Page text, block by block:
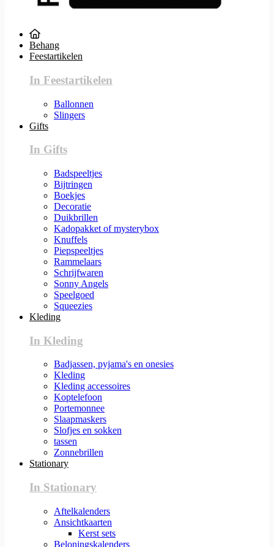
Behang
Feestartikelen
In Feestartikelen
Ballonnen
Slingers
Gifts
In Gifts
Badspeeltjes
Bijtringen
Boekjes
Decoratie
Duikbrillen
Kadopakket of mysterybox
Knuffels
Piepspeeltjes
Rammelaars
Schrijfwaren
Sonny Angels
Speelgoed
Squeezies
Kleding
In Kleding
Badjassen, pyjama's en onesies
Kleding
Kleding accessoires
Koptelefoon
Portemonnee
Slaapmaskers
Slofjes en sokken
tassen
Zonnebrillen
Stationary
In Stationary
Aftelkalenders
Ansichtkaarten
Kerst sets
Beloningskalenders